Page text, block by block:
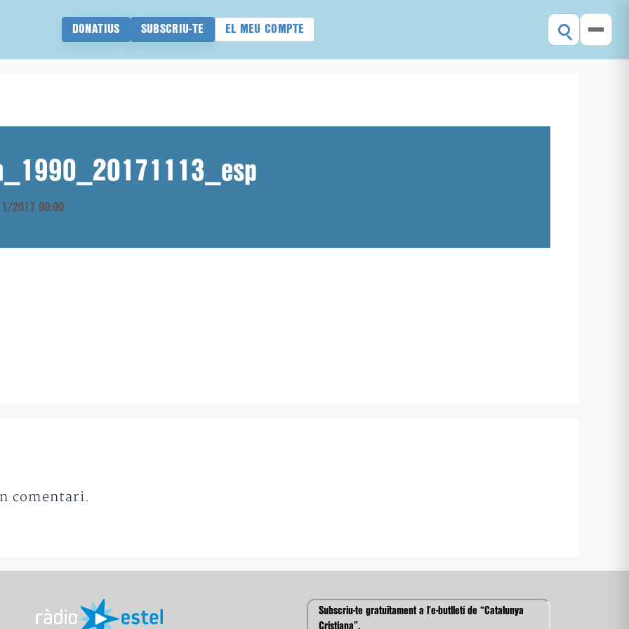
DONATIUS SUBSCRIU-TE EL MEU COMPTE
2017 00:00
comentari.
Subscriu-te gratuïtament a l’e-butlletí de “Catalunya
Cristiana”.